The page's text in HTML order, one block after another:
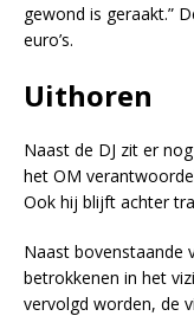
gewond is geraakt.”
euro’s.
Uithoren
Naast de DJ zit er
het OM
Ook hij blijft achter
Naast bovenstaande
betrokkenen in het
vervolgd worden, de